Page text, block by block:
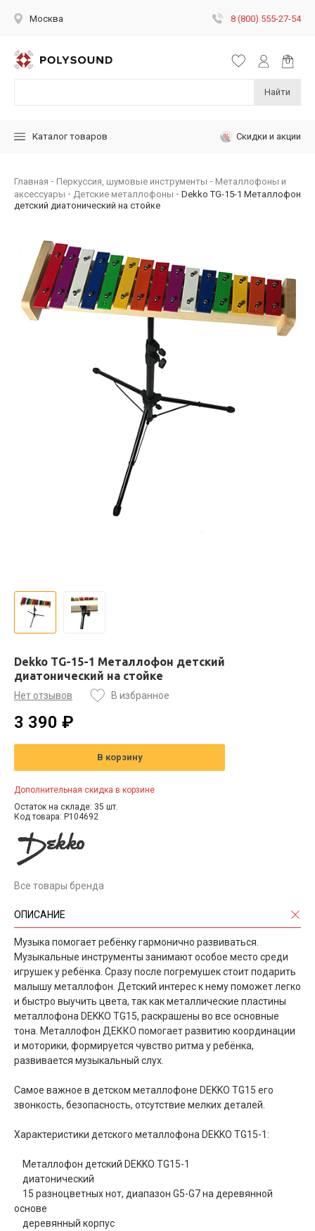
Москва 8 (800) 555-27-54
Найти
Каталог товаров Скидки и акции
Главная Перкуссия, шумовые инструменты
Металлофоны и
аксессуары
Детские металлофоны
Dekko TG-15-1 Металлофон
детский диатонический на стойке
Dekko TG-15-1 Металлофон детский
диатонический на стойке
Нет отзывов В избранное
3 390 ₽
В корзину
Дополнительная скидка в корзине
Остаток на складе: 35 шт.
Код товара: P104692
Все товары бренда
ОПИСАНИЕ
Музыка помогает ребёнку гармонично развиваться.
Музыкальные инструменты занимают особое место среди
игрушек у ребёнка. Сразу после погремушек стоит подарить
малышу металлофон. Детский интерес к нему поможет легко
и быстро выучить цвета, так как металлические пластины
металлофона DEKKO TG15, раскрашены во все основные
тона. Металлофон ДЕККО помогает развитию координации
и моторики, формируется чувство ритма у ребёнка,
развивается музыкальный слух.
Самое важное в детском металлофоне DEKKO TG15 его
звонкость, безопасность, отсутствие мелких деталей.
Характеристики детского металлофона DEKKO TG15-1:
Металлофон детский DEKKO TG15-1
диатонический
15 разноцветных нот, диапазон G5-G7 на деревянной
основе
деревянный корпус